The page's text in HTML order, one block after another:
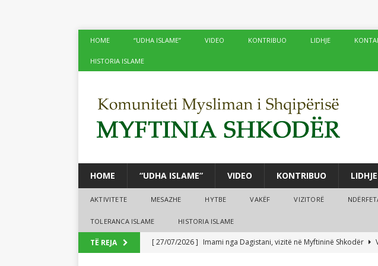
HOME “UDHA ISLAME” VIDEO KONTRIBUO LIDHJE
HISTORIA ISLAME
HOME “UDHA ISLAME” VIDEO KONTRIBUO LIDHJE
AKTIVITETE MESAZHE HYTBE VAKËF VIZITORË
TOLERANCA ISLAME HISTORIA ISLAME
TË REJA [ 27/07/2026 ] Imami nga Dagistani, vizitë në Myftininë Shkodër